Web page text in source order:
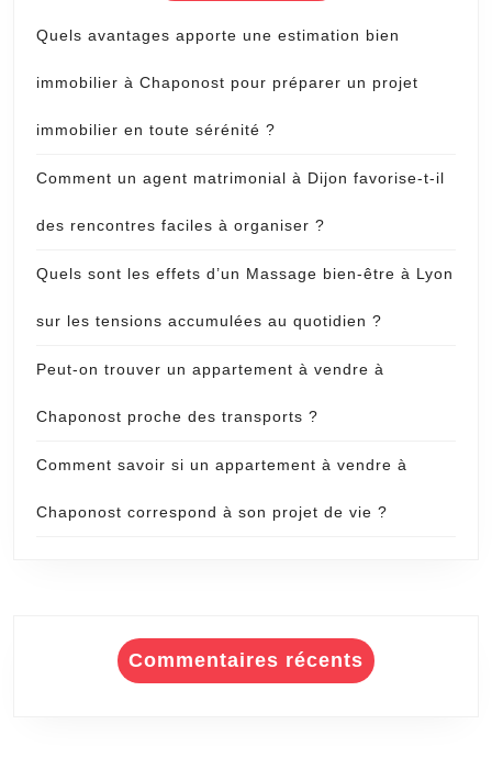
Quels avantages apporte une estimation bien
immobilier à Chaponost pour préparer un projet
immobilier en toute sérénité ?
Comment un agent matrimonial à Dijon favorise-t-il
des rencontres faciles à organiser ?
Quels sont les effets d’un Massage bien-être à Lyon
sur les tensions accumulées au quotidien ?
Peut-on trouver un appartement à vendre à
Chaponost proche des transports ?
Comment savoir si un appartement à vendre à
Chaponost correspond à son projet de vie ?
Commentaires récents